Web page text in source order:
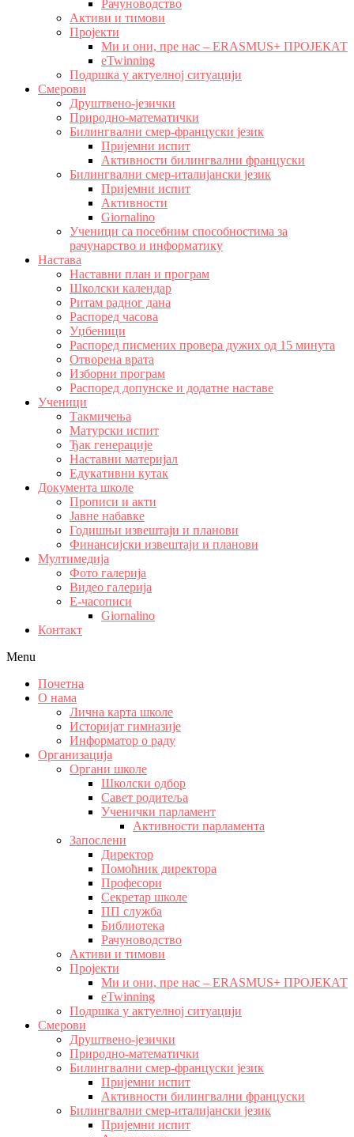
Рачуноводство
Активи и тимови
Пројекти
Ми и они, пре нас – ERASMUS+ ПРОЈЕКАТ
eTwinning
Подршка у актуелној ситуацији
Смерови
Друштвено-језички
Природно-математички
Билингвални смер-француски језик
Пријемни испит
Активности билингвални француски
Билингвални смер-италијански језик
Пријемни испит
Активности
Giornalino
Ученици са посебним способностима за
рачунарство и информатику
Настава
Наставни план и програм
Школски календар
Ритам радног дана
Распоред часова
Уџбеници
Распоред писмених провера дужих од 15 минута
Отворена врата
Изборни програм
Распоред допунске и додатне наставе
Ученици
Такмичења
Матурски испит
Ђак генерације
Наставни материјал
Едукативни кутак
Документа школе
Прописи и акти
Јавне набавке
Годишњи извештаји и планови
Финансијски извештаји и планови
Мултимедија
Фото галерија
Видео галерија
Е-часописи
Giornalino
Контакт
Menu
Почетна
О нама
Лична карта школе
Историјат гимназије
Информатор о раду
Организација
Органи школе
Школски одбор
Савет родитеља
Ученички парламент
Активности парламента
Запослени
Директор
Помоћник директора
Професори
Секретар школе
ПП служба
Библиотека
Рачуноводство
Активи и тимови
Пројекти
Ми и они, пре нас – ERASMUS+ ПРОЈЕКАТ
eTwinning
Подршка у актуелној ситуацији
Смерови
Друштвено-језички
Природно-математички
Билингвални смер-француски језик
Пријемни испит
Активности билингвални француски
Билингвални смер-италијански језик
Пријемни испит